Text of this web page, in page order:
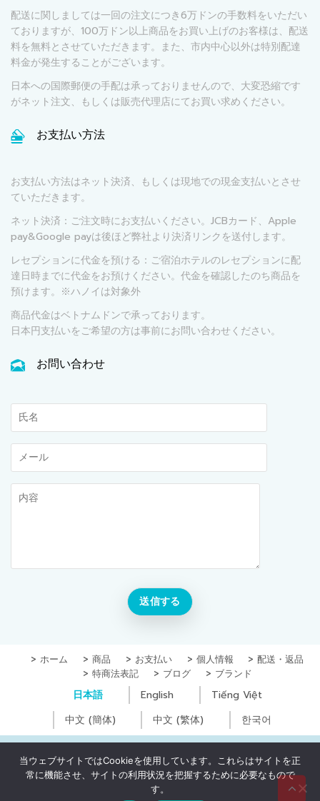
配送に関しましては一回の注文につき6万ドンの手数料をいただい
ておりますが、100万ドン以上商品をお買い上げのお客様は、配送
料を無料とさせていただきます。また、市内中心以外は特別配達
料金が発生することがございます。
日本への国際郵便の手配は承っておりませんので、大変恐縮です
がネット注文、もしくは販売代理店にてお買い求めください。
お支払い方法
お支払い方法はネット決済、もしくは現地での現金支払いとさせ
ていただきます。
ネット決済：ご注文時にお支払いください。JCBカード、Apple
pay&Google payは後ほど弊社より決済リンクを送付します。
レセプションに代金を預ける：ご宿泊ホテルのレセプションに配
達日時までに代金をお預けください。代金を確認したのち商品を
預けます。※ハノイは対象外
商品代金はベトナムドンで承っております。
日本円支払いをご希望の方は事前にお問い合わせください。
お問い合わせ
ホーム 商品 お支払い 個人情報
配送・返品
特商法表記
ブログ ブランド
日本語 English
Tiếng Việt
中文 (簡体)
中文 (繁体) 한국어
0₫
当ウェブサイトではCookieを使用しています。これらはサイトを正
常に機能させ、サイトの利用状況を把握するために必要なもので
す。